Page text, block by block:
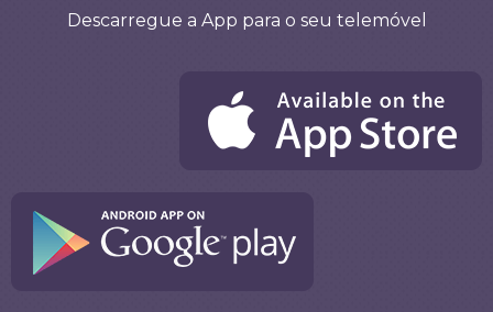
Descarregue a App para o seu telemóvel